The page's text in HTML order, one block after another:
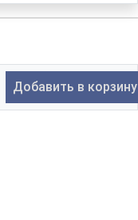
Добавить в корзину